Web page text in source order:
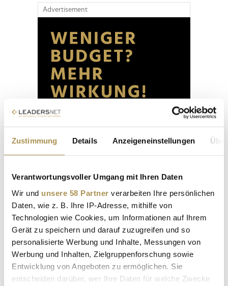
Zustimmung Details Anzeigeneinstellungen
Verantwortungsvoller Umgang mit Ihren Daten
Wir und unsere 58 Partner verarbeiten Ihre persönlichen
Daten, wie z. B. Ihre IP-Adresse, mithilfe von
Technologien wie Cookies, um Informationen auf Ihrem
Gerät zu speichern und darauf zuzugreifen und so
personalisierte Werbung und Inhalte, Messungen von
Werbung und Inhalten, Zielgruppenforschung sowie
Entwicklung von Angeboten zu ermöglichen. Sie
entscheiden darüber, wer Ihre Daten für welche Zwecke
Advertisement